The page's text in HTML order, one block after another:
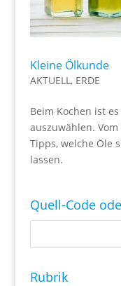
Kleine Ölkunde
AKTUELL, ERDE
Beim Kochen ist
auszuwählen.
Tipps, welche Öle
lassen.
Quell-Code
Rubrik